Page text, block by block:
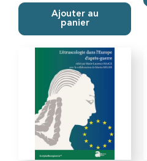
Ajouter au
panier